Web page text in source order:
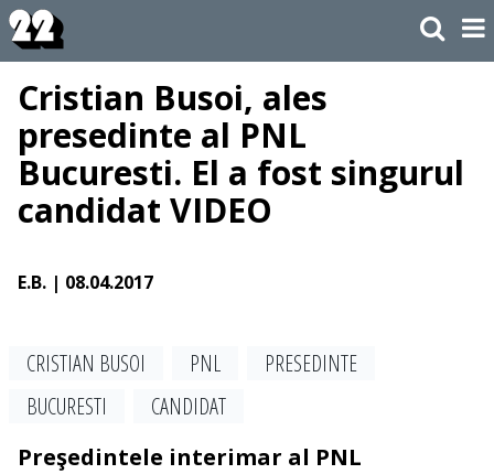
Cristian Busoi, ales
presedinte al PNL
Bucuresti. El a fost singurul
candidat VIDEO
E.B. | 08.04.2017
CRISTIAN BUSOI PNL
PRESEDINTE
BUCURESTI
CANDIDAT
Preşedintele interimar al PNL